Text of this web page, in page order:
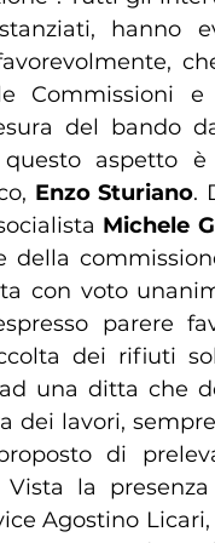
hanno
e
del bando
aspetto
Enzo Sturiano.
Michele
con voto
parere
dei rifiuti
una ditta che
dei lavori,
di
Vista la
Agostino